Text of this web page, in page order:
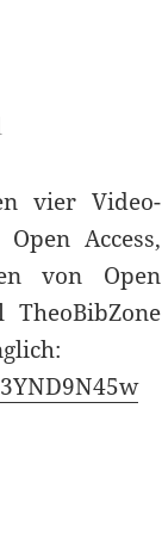
vier Video-
Access,
von Open